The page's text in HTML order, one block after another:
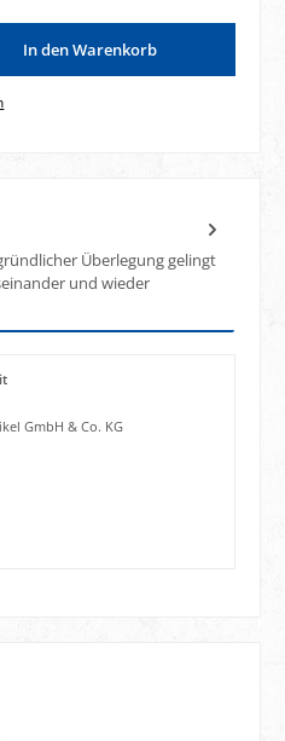
Wert ein oder benutze die Schaltflächen um
In den Warenkorb
Überlegung gelingt
und wieder
GmbH & Co. KG